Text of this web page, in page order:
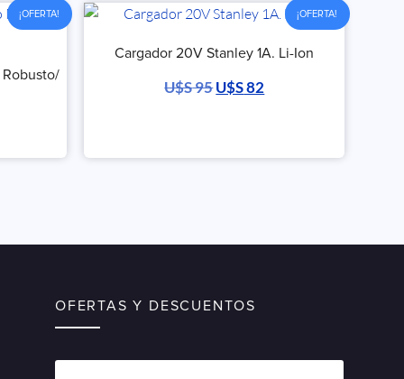
¡OFERTA! ¡OFERTA!
Cargador 20V Stanley 1A. Li-Ion
U$S95U$S82
OFERTAS Y DESCUENTOS